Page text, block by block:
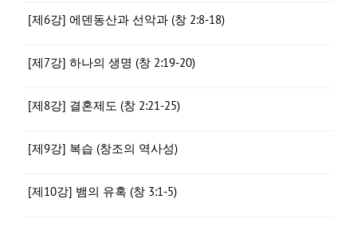
[제6강] 에덴동산과 선악과 (창 2:8-18)
[제7강] 하나의 생명 (창 2:19-20)
[제8강] 결혼제도 (창 2:21-25)
[제9강] 복습 (창조의 역사성)
[제10강] 뱀의 유혹 (창 3:1-5)